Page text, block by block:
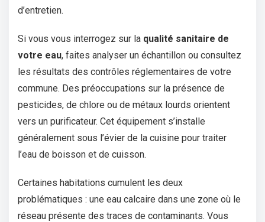
d’entretien.
Si vous vous interrogez sur la qualité sanitaire de
votre eau, faites analyser un échantillon ou consultez
les résultats des contrôles réglementaires de votre
commune. Des préoccupations sur la présence de
pesticides, de chlore ou de métaux lourds orientent
vers un purificateur. Cet équipement s’installe
généralement sous l’évier de la cuisine pour traiter
l’eau de boisson et de cuisson.
Certaines habitations cumulent les deux
problématiques : une eau calcaire dans une zone où le
réseau présente des traces de contaminants. Vous